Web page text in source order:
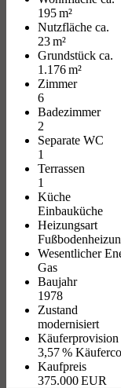
195 m²
Nutzfläche ca.
23 m²
Grund­stück ca.
1.176 m²
Zimmer
6
Badezimmer
2
Separate WC
1
Terrassen
1
Küche
Einbauküche
Heizungsart
Wesentlicher
Gas
Baujahr
1978
Zustand
modernisiert
Käufer­provision
3,57 %
Kaufpreis
375.000 EUR